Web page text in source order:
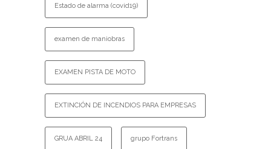
Estado de alarma (covid19)
examen de maniobras
EXAMEN PISTA DE MOTO
EXTINCIÓN DE INCENDIOS PARA EMPRESAS
GRUA ABRIL 24 grupo Fortrans